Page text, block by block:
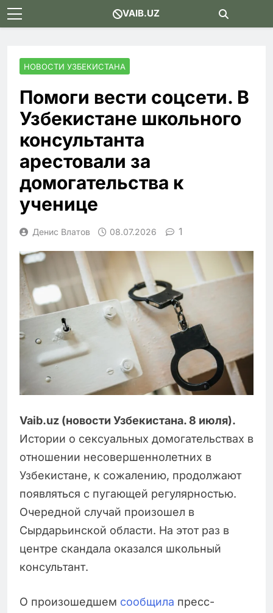
Skip
to
VAIB.UZ
НОВОСТИ УЗБЕКИСТАНА
Помоги вести соцсети. В
Узбекистане школьного
консультанта
арестовали за
домогательства к
ученице
Денис Влатов 08.07.2026 1
Vaib.uz (новости Узбекистана. 8 июля).
Истории о сексуальных домогательствах в
отношении несовершеннолетних в
Узбекистане, к сожалению, продолжают
появляться с пугающей регулярностью.
Очередной случай произошел в
Сырдарьинской области. На этот раз в
центре скандала оказался школьный
консультант.
О произошедшем сообщила пресс-